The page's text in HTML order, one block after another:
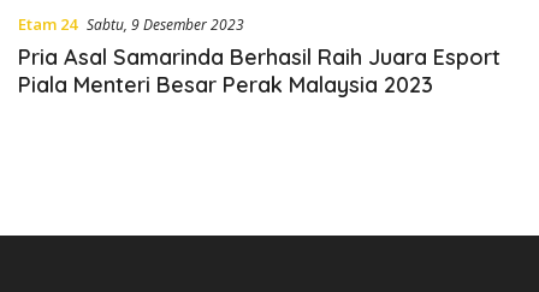
Etam 24 Sabtu, 9 Desember 2023
Pria Asal Samarinda Berhasil Raih Juara Esport
Piala Menteri Besar Perak Malaysia 2023